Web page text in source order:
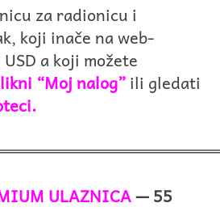
za radionicu i
koji inače na web-
a koji možete
“Moj nalog”ili gledati
ULAZNICA— 55